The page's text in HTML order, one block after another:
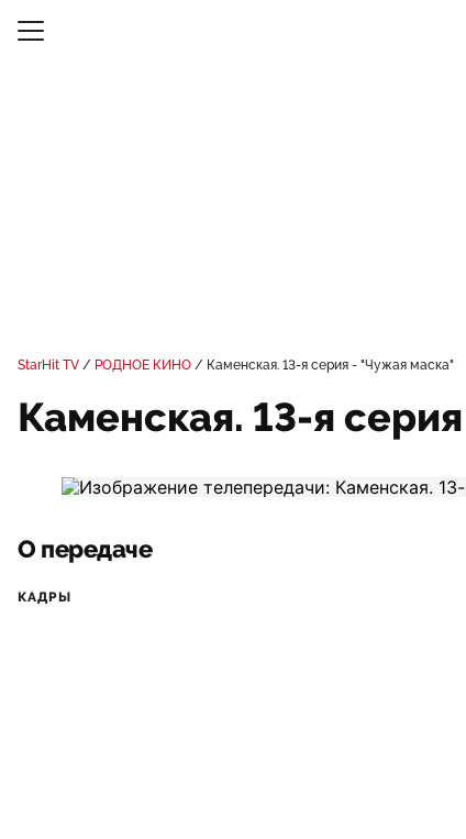
StarHit TV РОДНОЕ КИНО Каменская. 13-я серия - "Чужая маска"
Каменская. 13-я
О передаче
КАДРЫ